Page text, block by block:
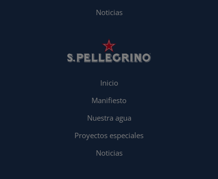
Noticias
Inicio
Manifiesto
Nuestra agua
Proyectos especiales
Noticias